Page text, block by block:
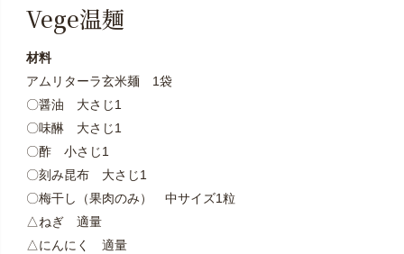
Vege温麺
材料
アムリターラ玄米麺 1袋
〇醤油 大さじ1
〇味醂 大さじ1
〇酢 小さじ1
〇刻み昆布 大さじ1
〇梅干し（果肉のみ） 中サイズ1粒
△ねぎ 適量
△にんにく 適量